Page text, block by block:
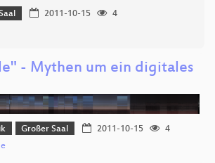
2011-10-15
4
- Mythen um ein digitales
Großer Saal 2011-10-15
4